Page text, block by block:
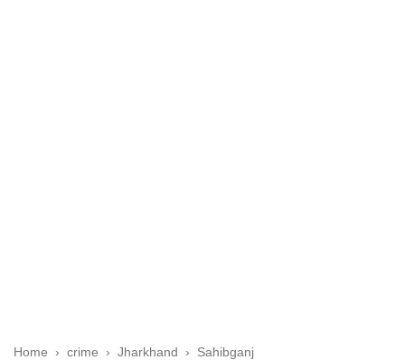
Home › crime › Jharkhand › Sahibganj